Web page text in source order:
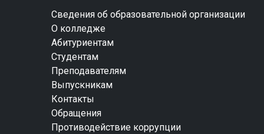
Сведения об образовательной организации
О колледже
Абитуриентам
Студентам
Преподавателям
Выпускникам
Контакты
Обращения
Противодействие коррупции